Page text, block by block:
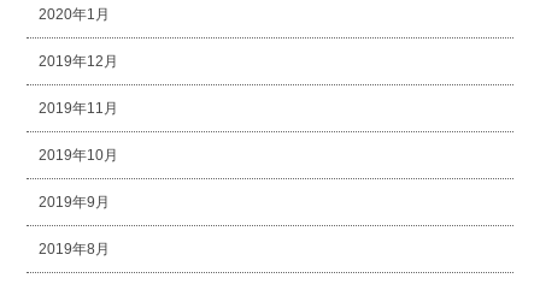
2020年1月
2019年12月
2019年11月
2019年10月
2019年9月
2019年8月